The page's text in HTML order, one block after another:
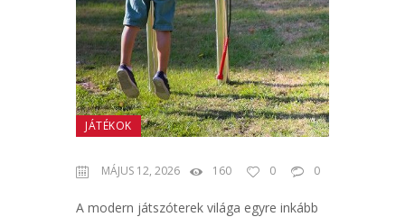
JÁTÉKOK
MÁJUS 12, 2026 160 0 0
A modern játszóterek világa egyre inkább